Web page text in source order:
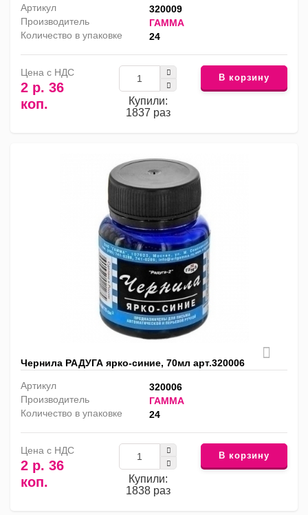
Артикул
320009
Производитель
ГАММА
Количество в упаковке
24
Цена с НДС
2 р. 36
коп.
Купили:
1837 раз
В корзину
Чернила РАДУГА ярко-синие, 70мл арт.320006
Артикул
320006
Производитель
ГАММА
Количество в упаковке
24
Цена с НДС
2 р. 36
коп.
Купили:
1838 раз
В корзину